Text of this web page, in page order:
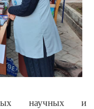
научных и